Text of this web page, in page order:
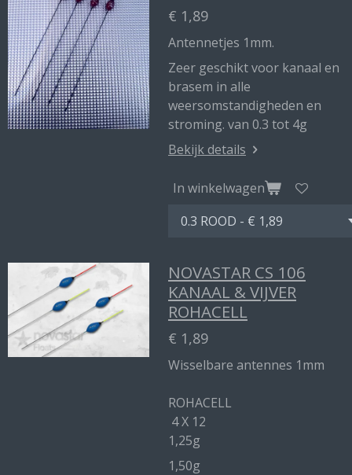
€ 1,89
Antennetjes 1mm.
Zeer geschikt voor kanaal en
brasem in alle
weersomstandigheden en
stroming. van 0.3 tot 4g
Bekijk details
In winkelwagen
NOVASTAR CS 106
KANAAL & VIJVER
ROHACELL
€ 1,89
Wisselbare antennes 1mm
ROHACELL
4 X 12
1,25g
1,50g